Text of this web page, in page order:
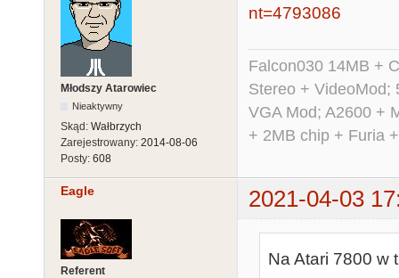
Młodszy Atarowiec
Nieaktywny
Skąd: Wałbrzych
Zarejestrowany: 2014-08-06
Posty: 608
nt=4793086
Falcon030 14MB +
Stereo + VideoMod;
VGA Mod; A2600 +
+ 2MB chip + Furia
Eagle 2021-04-03
Referent
Na Atari 7800 w